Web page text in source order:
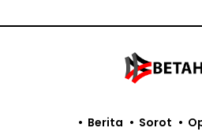
Berita Sorot